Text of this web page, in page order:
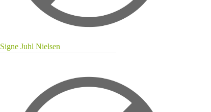
Signe Juhl Nielsen